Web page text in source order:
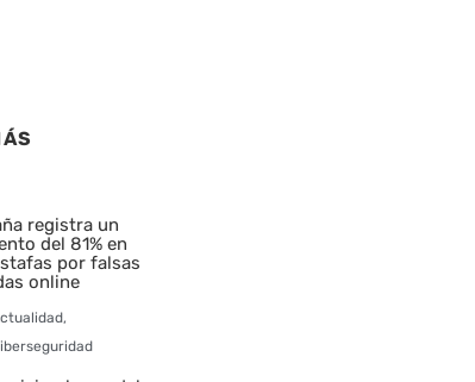
registra un
del 81% en
por falsas
online
,